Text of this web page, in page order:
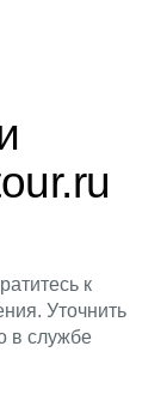
к
Уточнить
в службе